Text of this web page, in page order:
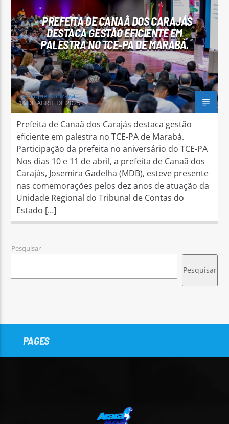
PREFEITA DE CANAÃ DOS CARAJÁS
DESTACA GESTÃO EFICIENTE EM
PALESTRA NO TCE-PA DE MARABÁ.
Henrique Gonzaga
14 DE ABRIL DE 2025
Prefeita de Canaã dos Carajás destaca gestão
eficiente em palestra no TCE-PA de Marabá.
Participação da prefeita no aniversário do TCE-PA
Nos dias 10 e 11 de abril, a prefeita de Canaã dos
Carajás, Josemira Gadelha (MDB), esteve presente
nas comemorações pelos dez anos de atuação da
Unidade Regional do Tribunal de Contas do
Estado […]
Pesquisar
Pesquisar
PAGES